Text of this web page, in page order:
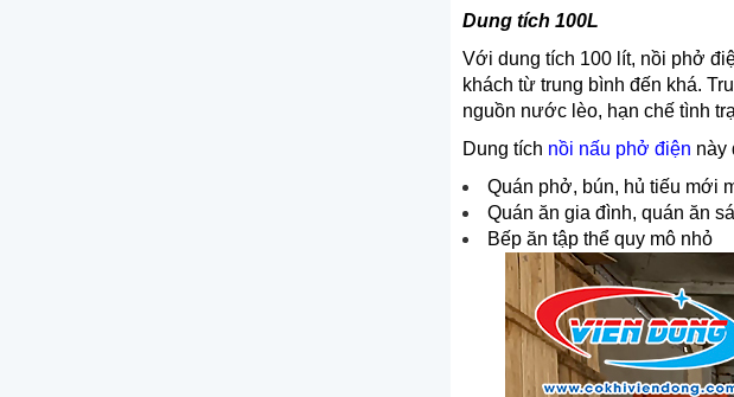
Dung tích 100L
Với dung tích 100 lít, nồi phở
khách từ trung bình đến khá.
nguồn nước lèo, hạn chế tình
Dung tích nồi nấu phở điện này
Quán phở, bún, hủ tiếu mới
Quán ăn gia đình, quán ăn
Bếp ăn tập thể quy mô nhỏ